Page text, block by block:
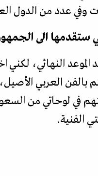
عدد من الدول
ستقدمها الى
النهائي، لكني
بالفن العربي
في لوحاتي من
الفنية.